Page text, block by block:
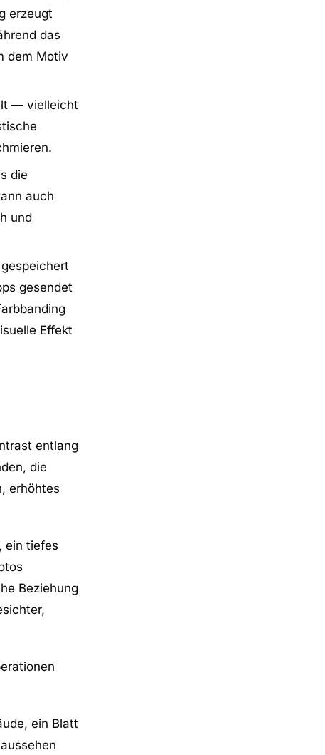
erzeugt
das
dem Motiv
— vielleicht
die
auch
und
gesendet
Effekt
entlang
die
erhöhtes
, ein tiefes
Beziehung
ein Blatt